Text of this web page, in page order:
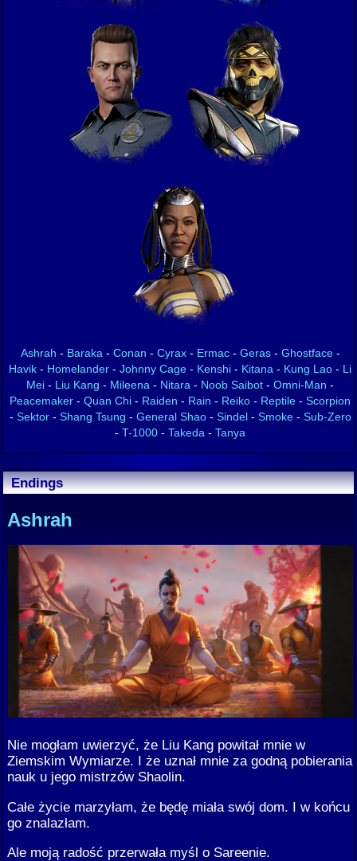
Ashrah - Baraka - Conan - Cyrax- Ermac- Geras- Ghostface-
Havik - Homelander - Johnny Cage - Kenshi - Kitana - Kung Lao - Li
Mei - Liu Kang - Mileena - Nitara - Noob Saibot - Omni-Man -
Peacemaker - Quan Chi - Raiden - Rain - Reiko - Reptile - Scorpion
- Sektor- Shang Tsung - General Shao- Sindel- Smoke- Sub-Zero
- T-1000 - Takeda - Tanya
Endings
Ashrah
Nie mogłam uwierzyć, że Liu Kang powitał mnie w
Ziemskim Wymiarze. I że uznał mnie za godną pobierania
nauk u jego mistrzów Shaolin.
Całe życie marzyłam, że będę miała swój dom. I w końcu
go znalazłam.
Ale moją radość przerwała myśl o Sareenie.